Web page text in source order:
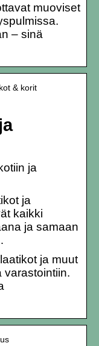
muoviset
– sinä
& korit
ja
ja
kaikki
ja samaan
ja muut
varastointiin.